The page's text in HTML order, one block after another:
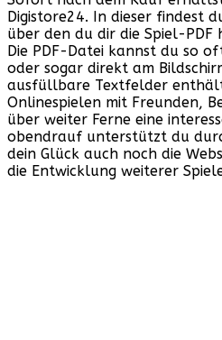
Digistore24. In dieser findest
über den du dir die Spiel-
Die PDF-Datei kannst du so
oder sogar direkt am
ausfüllbare Textfelder
Onlinespielen mit Freunden,
über weiter Ferne eine
obendrauf unterstützt du
dein Glück auch noch die
die Entwicklung weiterer